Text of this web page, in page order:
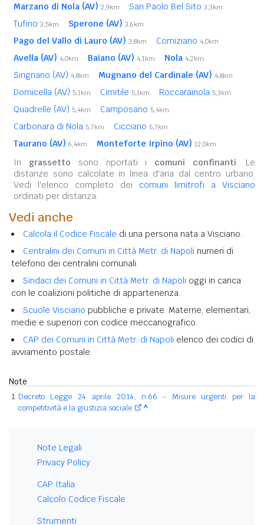
Marzano di Nola (AV) 2,9km San Paolo Bel Sito 3,3km
Tufino 3,5km Sperone (AV) 3,6km
Pago del Vallo di Lauro (AV) 3,8km Comiziano 4,0km
Avella (AV) 4,0km Baiano (AV) 4,1km Nola 4,2km
Sirignano (AV) 4,8km Mugnano del Cardinale (AV) 4,8km
Domicella (AV) 5,1km Cimitile 5,1km Roccarainola 5,3km
Quadrelle (AV) 5,4km Camposano 5,4km
Carbonara di Nola 5,7km Cicciano 5,7km
Taurano (AV) 6,4km Monteforte Irpino (AV) 12,0km
In grassetto sono riportati i comuni confinanti. Le
distanze sono calcolate in linea d'aria dal centro urbano.
Vedi l'elenco completo dei comuni limitrofi a Visciano
ordinati per distanza.
Vedi anche
Calcola il Codice Fiscale di una persona nata a Visciano.
Centralini dei Comuni in Città Metr. di Napoli numeri di
telefono dei centralini comunali.
Sindaci dei Comuni in Città Metr. di Napoli oggi in carica
con le coalizioni politiche di appartenenza.
Scuole Visciano pubbliche e private. Materne, elementari,
medie e superiori con codice meccanografico.
CAP dei Comuni in Città Metr. di Napoli elenco dei codici di
avviamento postale.
Note
Decreto Legge 24 aprile 2014, n.66 - Misure urgenti per la
competitività e la giustizia sociale
^
Note Legali
Privacy Policy
CAP Italia
Calcolo Codice Fiscale
Strumenti